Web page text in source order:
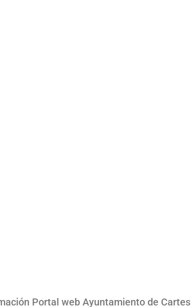
Portal web Ayuntamiento de Cartes